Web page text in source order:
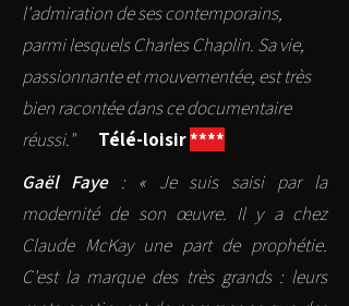
l'admiration de ses contemporains,
parmi lesquels Charles Chaplin. Sa vie,
passionnante et mouvementée, est très
bien racontée dans ce documentaire
réussi." ​ Télé-loisir****
Gaël Faye : « Je suis saisi par la
modernité de son œuvre. Il y a chez
Claude McKay une part de prophétie.
C'est la marque des très grands : leurs